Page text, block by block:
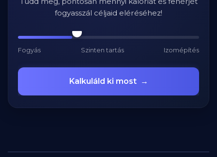
fogyasszál céljaid eléréséhez!
Fogyás Szinten tartás Izomépítés
Kalkuláld ki most →